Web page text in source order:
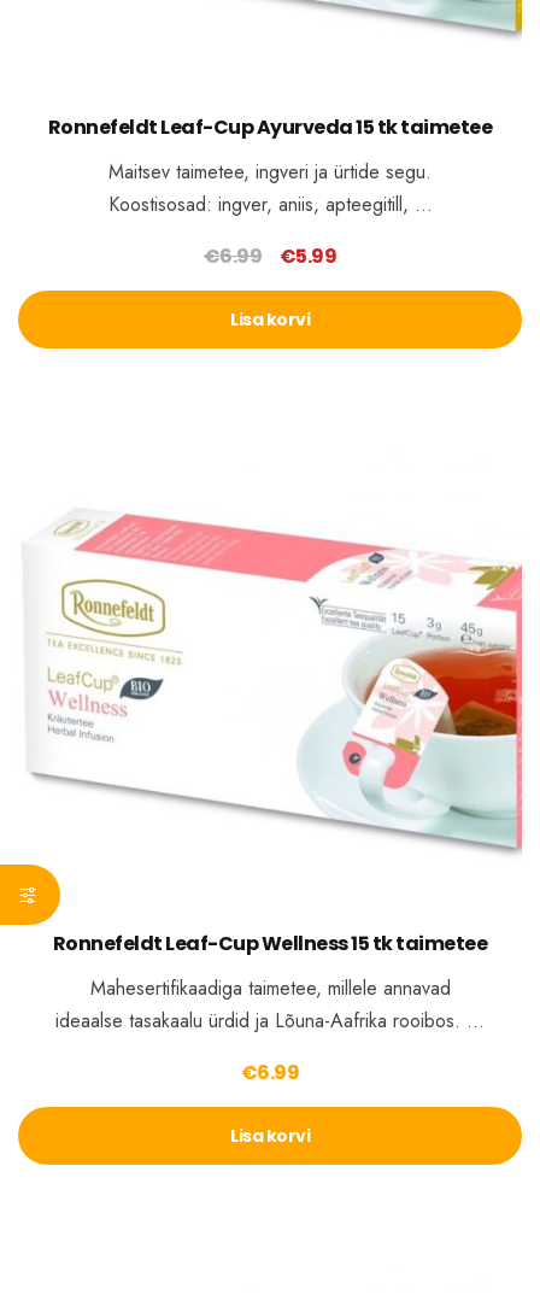
Ronnefeldt Leaf-Cup Ayurveda 15 tk taimetee
Maitsev taimetee, ingveri ja ürtide segu.
Koostisosad: ingver, aniis, apteegitill, …
€6.99
Algne
hind
oli:
€6.99.
€5.99
hind
€5.99.
Lisa korvi
Ronnefeldt Leaf-Cup Wellness 15 tk taimetee
Mahesertifikaadiga taimetee, millele annavad
ideaalse tasakaalu ürdid ja Lõuna-Aafrika rooibos. …
€6.99
Lisa korvi